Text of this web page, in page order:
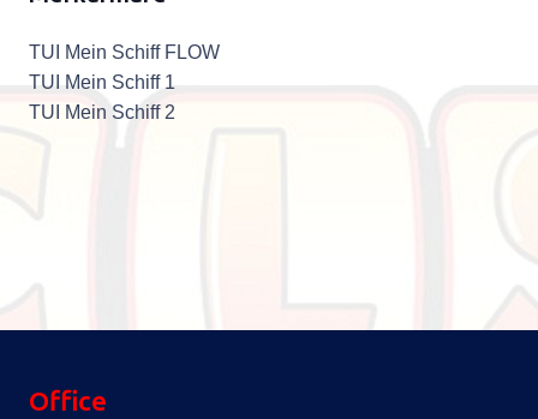
TUI Mein Schiff FLOW
TUI Mein Schiff 1
TUI Mein Schiff 2
Office